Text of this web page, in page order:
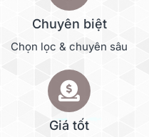
Chuyên biệt
Chọn lọc & chuyên sâu
Giá tốt